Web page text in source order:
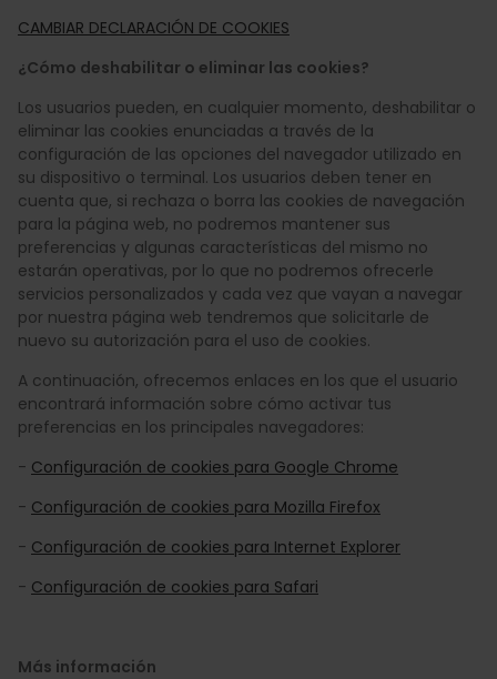
CAMBIAR DECLARACIÓN DE COOKIES
¿Cómo deshabilitar o eliminar las cookies?
Los usuarios pueden, en cualquier momento, deshabilitar o
eliminar las cookies enunciadas a través de la
configuración de las opciones del navegador utilizado en
su dispositivo o terminal. Los usuarios deben tener en
cuenta que, si rechaza o borra las cookies de navegación
para la página web, no podremos mantener sus
preferencias y algunas características del mismo no
estarán operativas, por lo que no podremos ofrecerle
servicios personalizados y cada vez que vayan a navegar
por nuestra página web tendremos que solicitarle de
nuevo su autorización para el uso de cookies.
A continuación, ofrecemos enlaces en los que el usuario
encontrará información sobre cómo activar tus
preferencias en los principales navegadores:
- Configuración de cookies para Google Chrome
- Configuración de cookies para Mozilla Firefox
- Configuración de cookies para Internet Explorer
- Configuración de cookies para Safari
Más información